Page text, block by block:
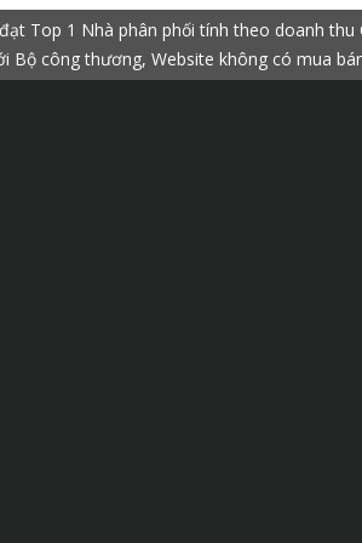
Top 1 Nhà phân phối tính theo doanh thu
Bộ công thương, Website không có mua